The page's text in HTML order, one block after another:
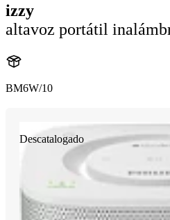
izzy
altavoz portátil
BM6W/10
Descatalogado